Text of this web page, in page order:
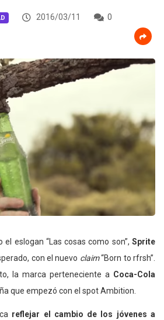
2016/03/11
0
el eslogan “Las cosas como son”, Sprite
con el nuevo claim“Born to rfrsh”.
la marca perteneciente a Coca-Cola
que empezó con el spot Ambition.
reflejar el cambio de los jóvenes a